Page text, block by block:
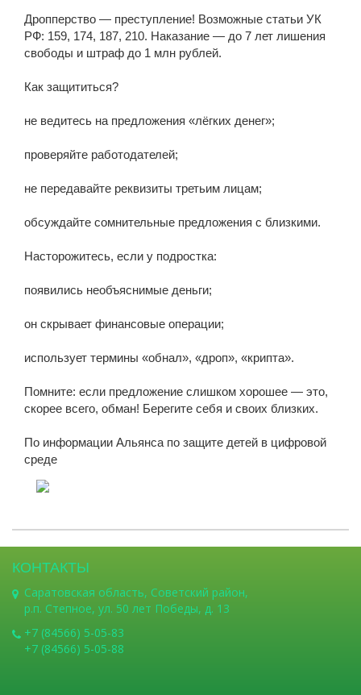
Дропперство — преступление! Возможные статьи УК
РФ: 159, 174, 187, 210. Наказание — до 7 лет лишения
свободы и штраф до 1 млн рублей.
Как защититься?
не ведитесь на предложения «лёгких денег»;
проверяйте работодателей;
не передавайте реквизиты третьим лицам;
обсуждайте сомнительные предложения с близкими.
Насторожитесь, если у подростка:
появились необъяснимые деньги;
он скрывает финансовые операции;
использует термины «обнал», «дроп», «крипта».
Помните: если предложение слишком хорошее — это,
скорее всего, обман! Берегите себя и своих близких.
По информации Альянса по защите детей в цифровой
среде
КОНТАКТЫ
Саратовская область, Советский район,
р.п. Степное, ул. 50 лет Победы, д. 13
+7 (84566) 5-05-83
+7 (84566) 5-05-88